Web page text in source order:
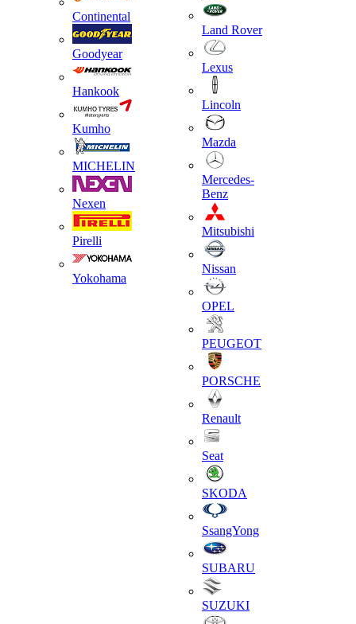
Continental
Goodyear
Hankook
Kumho
MICHELIN
Nexen
Pirelli
Yokohama
Land Rover
Lexus
Lincoln
Mazda
Mercedes-
Benz
Mitsubishi
Nissan
OPEL
PEUGEOT
PORSCHE
Renault
Seat
SKODA
SsangYong
SUBARU
SUZUKI